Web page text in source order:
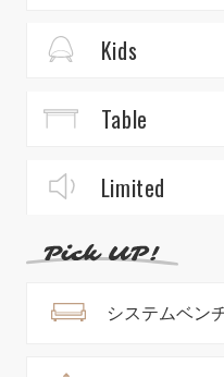
Kids
Table
Limited
システムベン